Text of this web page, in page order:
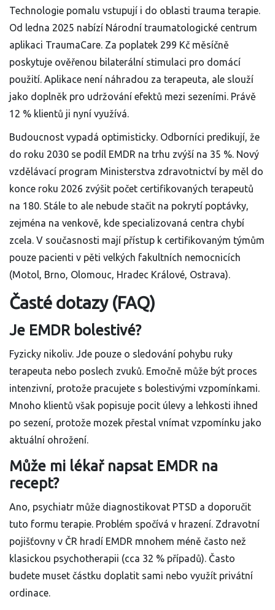
Technologie pomalu vstupují i do oblasti trauma terapie.
Od ledna 2025 nabízí Národní traumatologické centrum
aplikaci TraumaCare. Za poplatek 299 Kč měsíčně
poskytuje ověřenou bilaterální stimulaci pro domácí
použití. Aplikace není náhradou za terapeuta, ale slouží
jako doplněk pro udržování efektů mezi sezeními. Právě
12 % klientů ji nyní využívá.
Budoucnost vypadá optimisticky. Odborníci predikují, že
do roku 2030 se podíl EMDR na trhu zvýší na 35 %. Nový
vzdělávací program Ministerstva zdravotnictví by měl do
konce roku 2026 zvýšit počet certifikovaných terapeutů
na 180. Stále to ale nebude stačit na pokrytí poptávky,
zejména na venkově, kde specializovaná centra chybí
zcela. V současnosti mají přístup k certifikovaným týmům
pouze pacienti v pěti velkých fakultních nemocnicích
(Motol, Brno, Olomouc, Hradec Králové, Ostrava).
Časté dotazy (FAQ)
Je EMDR bolestivé?
Fyzicky nikoliv. Jde pouze o sledování pohybu ruky
terapeuta nebo poslech zvuků. Emočně může být proces
intenzivní, protože pracujete s bolestivými vzpomínkami.
Mnoho klientů však popisuje pocit úlevy a lehkosti ihned
po sezení, protože mozek přestal vnímat vzpomínku jako
aktuální ohrožení.
Může mi lékař napsat EMDR na
recept?
Ano, psychiatr může diagnostikovat PTSD a doporučit
tuto formu terapie. Problém spočívá v hrazení. Zdravotní
pojišťovny v ČR hradí EMDR mnohem méně často než
klasickou psychotherapii (cca 32 % případů). Často
budete muset částku doplatit sami nebo využít privátní
ordinace.